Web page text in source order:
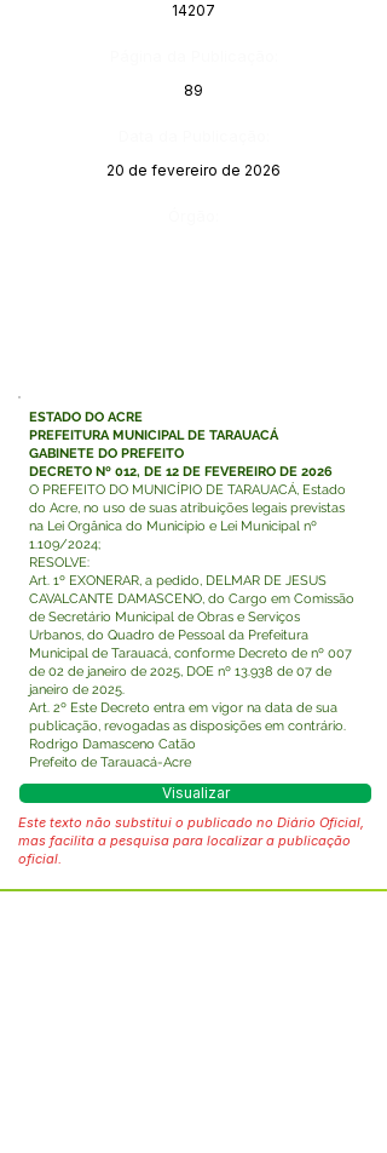
14207
89
20 de fevereiro de 2026
ESTADO DO ACRE
PREFEITURA MUNICIPAL DE TARAUACÁ
GABINETE DO PREFEITO
DECRETO Nº 012, DE 12 DE FEVEREIRO DE 2026
O PREFEITO DO MUNICÍPIO DE TARAUACÁ, Estado
do Acre, no uso de suas atribuições legais previstas
na Lei Orgânica do Município e Lei Municipal nº
1.109/2024;
RESOLVE:
Art. 1º EXONERAR, a pedido, DELMAR DE JESUS
CAVALCANTE DAMASCENO, do Cargo em Comissão
de Secretário Municipal de Obras e Serviços
Urbanos, do Quadro de Pessoal da Prefeitura
Municipal de Tarauacá, conforme Decreto de nº 007
de 02 de janeiro de 2025, DOE nº 13.938 de 07 de
janeiro de 2025.
Art. 2º Este Decreto entra em vigor na data de sua
publicação, revogadas as disposições em contrário.
Rodrigo Damasceno Catão
Prefeito de Tarauacá-Acre
Visualizar
Este texto não substitui o publicado no Diário Oficial,
mas facilita a pesquisa para localizar a publicação
oficial.